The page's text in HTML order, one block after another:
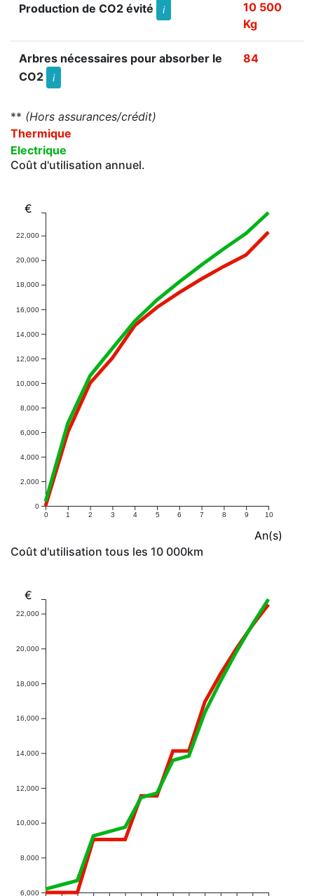
Production de CO2 évité i
10 500
Kg
Arbres nécessaires pour absorber le
CO2
i
84
** (Hors assurances/crédit)
Thermique
Electrique
Coût d'utilisation annuel.
0 1 2 3 4 5 6 7 8 9 10
0
2,000
4,000
6,000
8,000
10,000
12,000
14,000
16,000
18,000
20,000
22,000
An(s)
€
Coût d'utilisation tous les 10 000km
6,000
8,000
10,000
12,000
14,000
16,000
18,000
20,000
22,000
€